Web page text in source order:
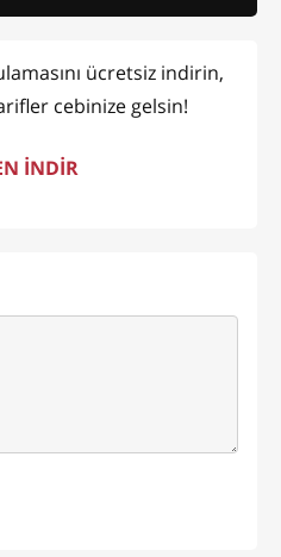
ücretsiz indirin,
cebinize gelsin!
İNDİR